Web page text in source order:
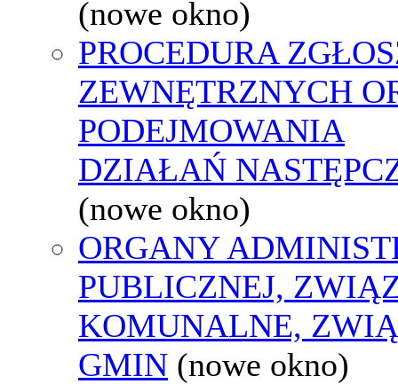
(nowe okno)
PROCEDURA
ZEWNĘTRZNYCH
PODEJMOWANIA
DZIAŁAŃ
(nowe okno)
ORGANY
PUBLICZNEJ,
KOMUNALNE,
GMIN (nowe okno)